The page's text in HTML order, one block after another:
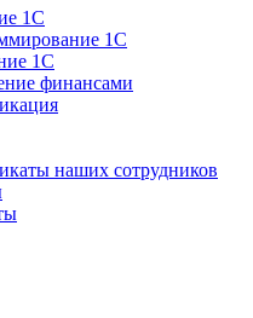
1С
1С
1С
финансами
наших сотрудников